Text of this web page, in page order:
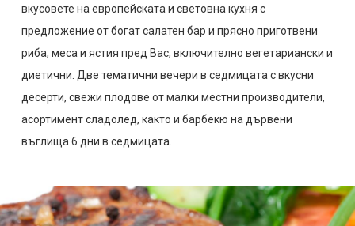
вкусовете на европейската и световна кухня с
предложение от богат салатен бар и прясно приготвени
риба, меса и ястия пред Вас, включително вегетариански и
диетични. Две тематични вечери в седмицата с вкусни
десерти, свежи плодове от малки местни производители,
асортимент сладолед, както и барбекю на дървени
въглища 6 дни в седмицата.